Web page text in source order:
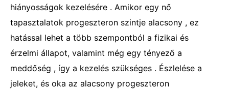
hiányosságok kezelésére . Amikor egy nő
tapasztalatok progeszteron szintje alacsony , ez
hatással lehet a több szempontból a fizikai és
érzelmi állapot, valamint még egy tényező a
meddőség , így a kezelés szükséges . Észlelése a
jeleket, és oka az alacsony progeszteron